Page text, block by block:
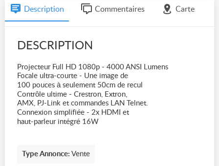
Description Commentaires Carte
DESCRIPTION
Projecteur Full HD 1080p - 4000 ANSI Lumens
Focale ultra-courte - Une image de
100 pouces à seulement 50cm de recul
Contrôle ultime - Crestron, Extron,
AMX, PJ-Link et commandes LAN Telnet.
Connexion simplifiée - 2x HDMI et
haut-parleur intégré 16W
Type Annonce: Vente